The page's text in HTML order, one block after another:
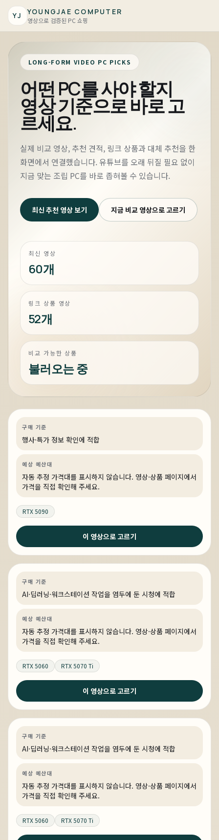
YJ YOUNGJAE COMPUTER
영상으로 검증된 PC 쇼핑
LONG-FORM VIDEO PC PICKS
어떤 PC를 사야 할지
영상 기준으로 바로 고
르세요.
실제 비교 영상, 추천 견적, 링크 상품과 대체 추천을 한
화면에서 연결했습니다. 유튜브를 오래 뒤질 필요 없이
지금 맞는 조립 PC를 바로 좁혀볼 수 있습니다.
최신 추천 영상 보기 지금 비교 영상으로 고르기
최신 영상
60개
링크 상품 영상
52개
비교 가능한 상품
불러오는 중
2일 전
전세계 199대, 국내 단 2대 배정! 진정한
하이엔드는 이런거 - 쿨러마스터 코스모
스 알파 골드
구매 기준
행사·특가 정보 확인에 적합
예상 예산대
자동 추정 가격대를 표시하지 않습니다. 영상·상품 페이지에서
가격을 직접 확인해 주세요.
RTX 5090
이 영상으로 고르기
AI·딥러닝
2일 전
QHD에서 고 주사율 스팀 게임을 즐길 수 있는 PC
구매 기준
AI·딥러닝·워크스테이션 작업을 염두에 둔 시청에 적합
예상 예산대
자동 추정 가격대를 표시하지 않습니다. 영상·상품 페이지에서
가격을 직접 확인해 주세요.
RTX 5060 RTX 5070 Ti
이 영상으로 고르기
AI·딥러닝
4일 전
FHD 고주사율을 원할하게 플레이가 가능한 PC
구매 기준
AI·딥러닝·워크스테이션 작업을 염두에 둔 시청에 적합
예상 예산대
자동 추정 가격대를 표시하지 않습니다. 영상·상품 페이지에서
가격을 직접 확인해 주세요.
RTX 5060 RTX 5070 Ti